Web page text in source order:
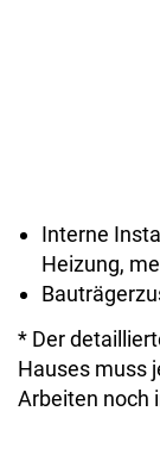
Interne
Heizung,
* Der
Hauses muss
Arbeiten noch